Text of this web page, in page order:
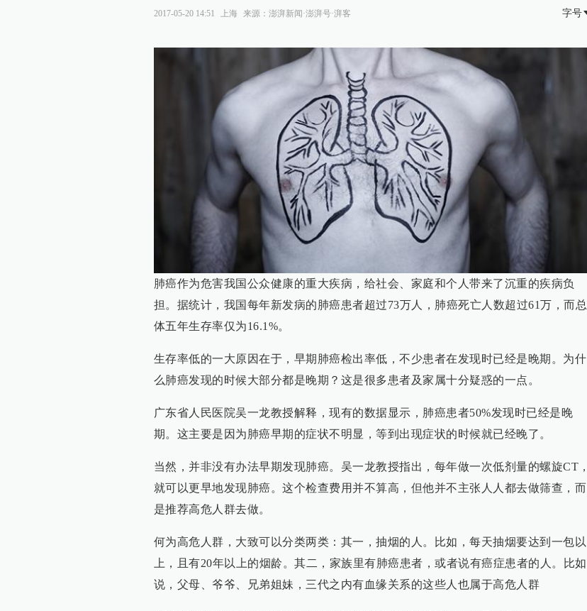
2017-05-20 14:51 上海 来源： 澎湃新闻·澎湃号·湃客 字号
肺癌作为危害我国公众健康的重大疾病，给社会、家庭和个人带来了沉重的疾病负
担。据统计，我国每年新发病的肺癌患者超过73万人，肺癌死亡人数超过61万，而总
体五年生存率仅为16.1%。
生存率低的一大原因在于，早期肺癌检出率低，不少患者在发现时已经是晚期。为什
么肺癌发现的时候大部分都是晚期？这是很多患者及家属十分疑惑的一点。
广东省人民医院吴一龙教授解释，现有的数据显示，肺癌患者50%发现时已经是晚
期。这主要是因为肺癌早期的症状不明显，等到出现症状的时候就已经晚了。
当然，并非没有办法早期发现肺癌。吴一龙教授指出，每年做一次低剂量的螺旋CT，
就可以更早地发现肺癌。这个检查费用并不算高，但他并不主张人人都去做筛查，而
是推荐高危人群去做。
何为高危人群，大致可以分类两类：其一，抽烟的人。比如，每天抽烟要达到一包以
上，且有20年以上的烟龄。其二，家族里有肺癌患者，或者说有癌症患者的人。比如
说，父母、爷爷、兄弟姐妹，三代之内有血缘关系的这些人也属于高危人群